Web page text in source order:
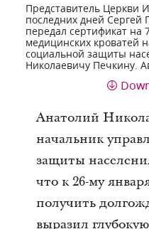
Представитель Церкви
последних дней Сергей
передал сертификат на
медицинских кроватей
социальной защиты
Николаевичу Печкину.
Анатолий
начальник
защиты
что к 26-му
получить
выразил